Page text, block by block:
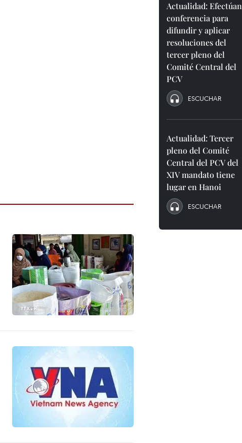
Actualidad: Efectúan
conferencia para
difundir y aplicar
resoluciones del
tercer pleno del
Comité Central del
PCV
ESCUCHAR
Actualidad: Tercer
pleno del Comité
Central del PCV del
XIV mandato tiene
lugar en Hanoi
ESCUCHAR